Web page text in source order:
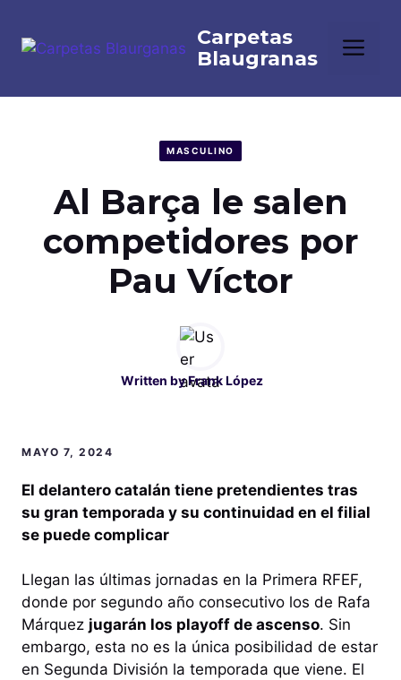
contenido
MASCULINO
Al Barça le salen
competidores por
Pau Víctor
Written byFrank López
MAYO 7, 2024
El delantero catalán tiene pretendientes tras
su gran temporada y su continuidad en el filial
se puede complicar
Llegan las últimas jornadas en la Primera RFEF,
donde por segundo año consecutivo los de Rafa
Márquez jugarán los playoff de ascenso. Sin
embargo, esta no es la única posibilidad de estar
en Segunda División la temporada que viene. El